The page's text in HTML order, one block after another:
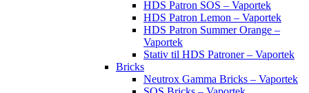
HDS Patron SOS – Vaportek
HDS Patron Lemon – Vaportek
HDS Patron Summer Orange –
Vaportek
Stativ til HDS Patroner – Vaportek
Bricks
Neutrox Gamma Bricks – Vaportek